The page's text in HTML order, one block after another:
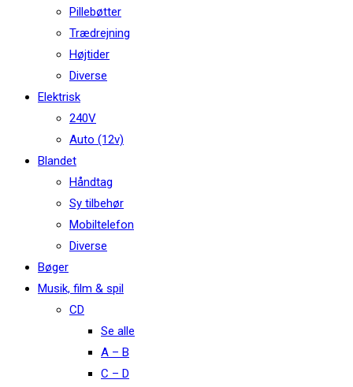
Pillebøtter
Trædrejning
Højtider
Diverse
Elektrisk
240V
Auto (12v)
Blandet
Håndtag
Sy tilbehør
Mobiltelefon
Diverse
Bøger
Musik, film & spil
CD
Se alle
A – B
C – D